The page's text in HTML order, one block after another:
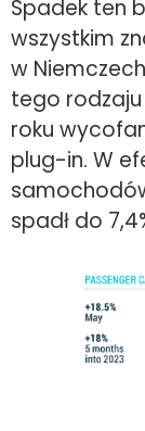
Spadek ten
wszystkim
w
tego
roku
plug-in. W
spadł do